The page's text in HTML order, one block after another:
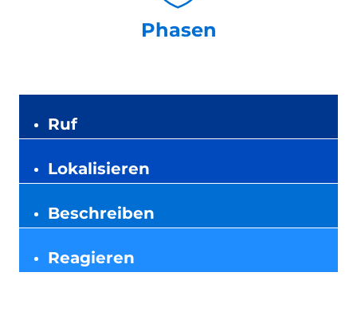
Phasen
Ruf
Lokalisieren
Beschreiben
Reagieren